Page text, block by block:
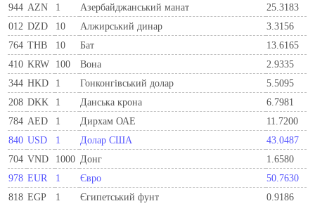
944 AZN 1 Азербайджанський манат
25.3183
012 DZD 10 Алжирський динар
3.3156
764 THB 10 Бат
13.6165
410 KRW 100 Вона
2.9335
344 HKD 1 Гонконгівський долар
5.5095
208 DKK 1 Данська крона
6.7981
784 AED 1 Дирхам ОАЕ
11.7200
840 USD 1 Долар США
43.0487
704 VND 1000 Донг
1.6580
978 EUR 1 Євро
50.7630
818 EGP 1 Єгипетський фунт
0.9186